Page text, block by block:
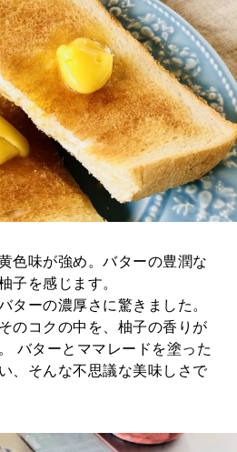
色味が強め。バターの豊潤な
子を感じます。
ターの濃厚さに驚きました。
のコクの中を、柚子の香りが
バターとママレードを塗った
、そんな不思議な美味しさで